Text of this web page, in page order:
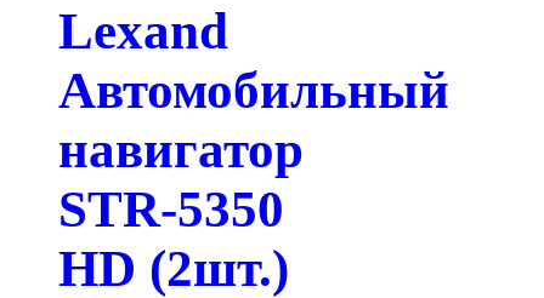
Lexand
Автомобильный
навигатор
STR-5350
HD (2шт.)